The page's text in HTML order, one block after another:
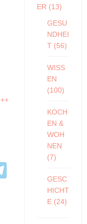
ER (13)
GESU
NDHEI
T(56)
WISS
EN
(100)
KOCH
EN &
WOH
NEN
(7)
GESC
HICHT
E(24)